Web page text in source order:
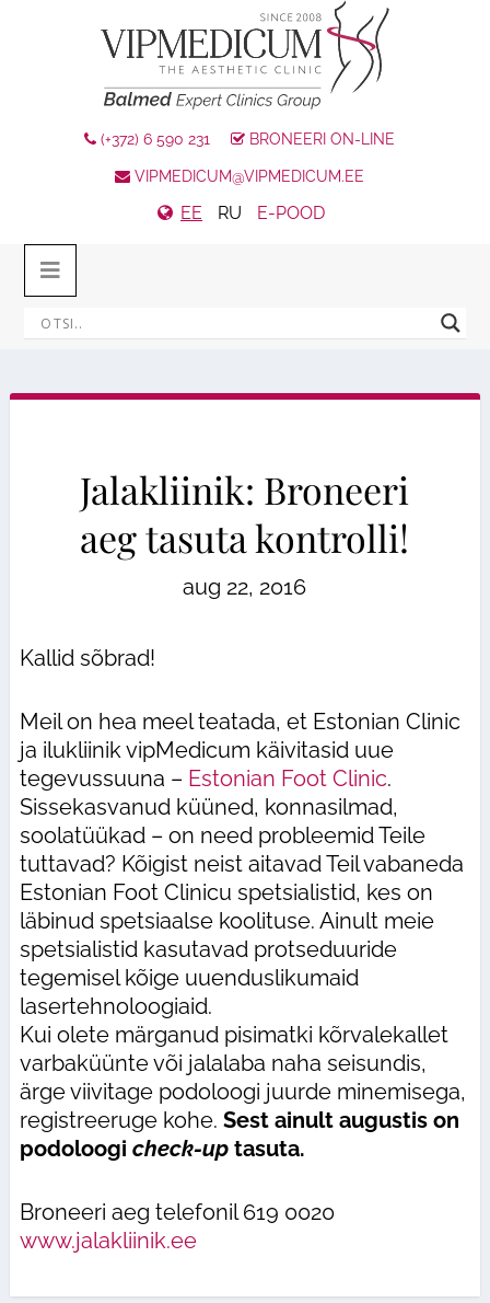
(+372) 6 590 231 BRONEERI ON-LINE
VIPMEDICUM@VIPMEDICUM.EE
EE RU E-POOD
Jalakliinik: Broneeri
aeg tasuta kontrolli!
aug 22, 2016
Kallid sõbrad!
Meil on hea meel teatada, et Estonian Clinic
ja ilukliinik vipMedicum käivitasid uue
tegevussuuna – Estonian Foot Clinic.
Sissekasvanud küüned, konnasilmad,
soolatüükad – on need probleemid Teile
tuttavad? Kõigist neist aitavad Teil vabaneda
Estonian Foot Clinicu spetsialistid, kes on
läbinud spetsiaalse koolituse. Ainult meie
spetsialistid kasutavad protseduuride
tegemisel kõige uuenduslikumaid
lasertehnoloogiaid.
Kui olete märganud pisimatki kõrvalekallet
varbaküünte või jalalaba naha seisundis,
ärge viivitage podoloogi juurde minemisega,
registreeruge kohe. Sest ainult augustis on
podoloogi check-uptasuta.
Broneeri aeg telefonil 619 0020
www.jalakliinik.ee